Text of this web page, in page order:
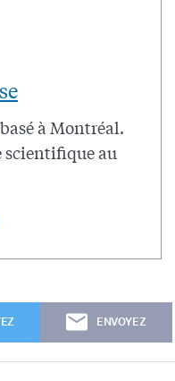
à Montréal.
scientifique au
ENVOYEZ